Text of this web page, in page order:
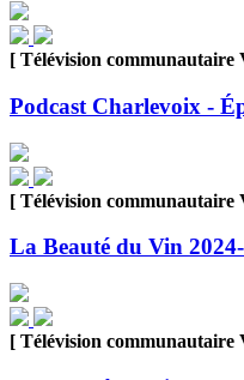
[ Télévision communautaire
Podcast Charlevoix -
[ Télévision communautaire
La Beauté du Vin
[ Télévision communautaire